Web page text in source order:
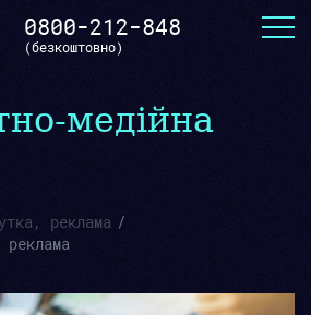
0800-212-848
(безкоштовно)
медійна
реклама
реклама